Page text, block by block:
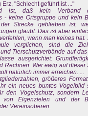
Erz, "Schlecht geführt ist ..."
ist, daß kein Verband
- keine Ortsgruppe und kein
Strecke geblieben ist,
glaubt. Das ist aber
wenn man keines hat.
verglichen, sind die
Tierschutzverbände auf
ausgerichtet:
Rechnen. Wer ewig auf dieser
natürlich immer erreichen. ...
größeres
ein neues buntes Vogelbild
den Vogelschutz, sondern
von Eigenzielen und der
Vereinsoberen.